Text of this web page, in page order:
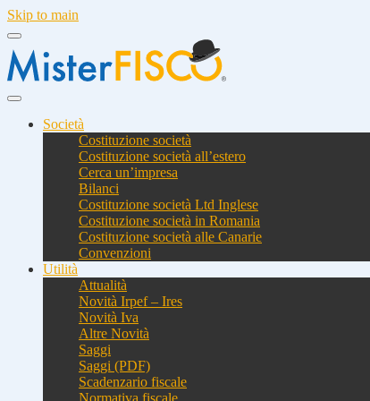
Skip to main
Società
Costituzione società
Costituzione società all’estero
Cerca un’impresa
Bilanci
Costituzione società Ltd Inglese
Costituzione società in Romania
Costituzione società alle Canarie
Convenzioni
Utilità
Attualità
Novità Irpef – Ires
Novità Iva
Altre Novità
Saggi
Saggi (PDF)
Scadenzario fiscale
Normativa fiscale